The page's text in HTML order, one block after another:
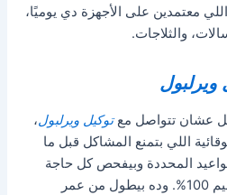
معتمدين على الأجهزة دي يوميًا،
والثلاجات.
ويرلبول
عشان تتواصل معتوكيل ويرلبول،
اللي بتمنع المشاكل قبل ما
المحددة وبيفحص كل حاجة
علشان يطمنك إن جهازك سليم 100%. وده بيطول من عمر